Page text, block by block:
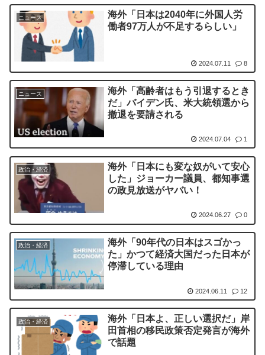
ニュース
海外「日本は2040年に外国人労
働者97万人が不足するらしい」
2024.07.11 8
ニュース
海外「高齢者はもう引退するとき
だ」バイデン氏、米大統領選から
撤退を要請される
2024.07.04 1
政治・経済
海外「日本にも変な奴がいて安心
した」ジョーカー議員、都知事選
の政見放送がヤバい！
2024.06.27 0
政治・経済
海外「90年代の日本はスゴかっ
た」かつて経済大国だった日本が
停滞している理由
2024.06.11 12
政治・経済
海外「日本よ、正しい選択だ」岸
田首相の移民政策否定発言が海外
で話題